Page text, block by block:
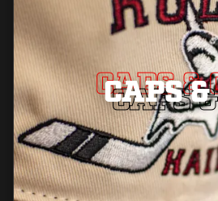
CAPS &
CAPS &
CAPS